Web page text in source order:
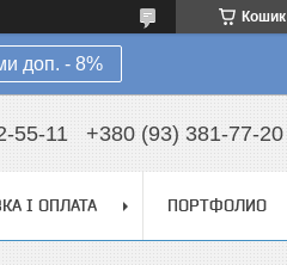
Кошик
доп. - 8%
55-11 +380 (93) 381-77-20
І ОПЛАТА ПОРТФОЛИО